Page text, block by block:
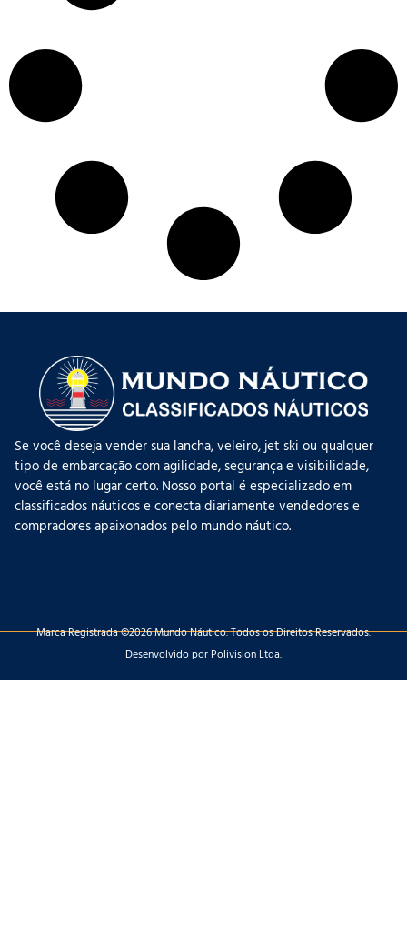
Se você deseja vender sua lancha, veleiro, jet ski ou qualquer
tipo de embarcação com agilidade, segurança e visibilidade,
você está no lugar certo. Nosso portal é especializado em
classificados náuticos e conecta diariamente vendedores e
compradores apaixonados pelo mundo náutico.
Marca Registrada ©2026 Mundo Náutico. Todos os Direitos Reservados.
Desenvolvido por Polivision Ltda.